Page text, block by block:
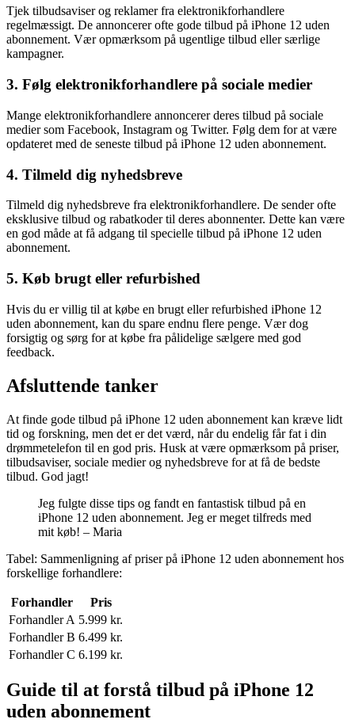
Tjek tilbudsaviser og reklamer fra elektronikforhandlere
regelmæssigt. De annoncerer ofte gode tilbud på iPhone 12 uden
abonnement. Vær opmærksom på ugentlige tilbud eller særlige
kampagner.
3. Følg elektronikforhandlere på sociale medier
Mange elektronikforhandlere annoncerer deres tilbud på sociale
medier som Facebook, Instagram og Twitter. Følg dem for at være
opdateret med de seneste tilbud på iPhone 12 uden abonnement.
4. Tilmeld dig nyhedsbreve
Tilmeld dig nyhedsbreve fra elektronikforhandlere. De sender ofte
eksklusive tilbud og rabatkoder til deres abonnenter. Dette kan være
en god måde at få adgang til specielle tilbud på iPhone 12 uden
abonnement.
5. Køb brugt eller refurbished
Hvis du er villig til at købe en brugt eller refurbished iPhone 12
uden abonnement, kan du spare endnu flere penge. Vær dog
forsigtig og sørg for at købe fra pålidelige sælgere med god
feedback.
Afsluttende tanker
At finde gode tilbud på iPhone 12 uden abonnement kan kræve lidt
tid og forskning, men det er det værd, når du endelig får fat i din
drømmetelefon til en god pris. Husk at være opmærksom på priser,
tilbudsaviser, sociale medier og nyhedsbreve for at få de bedste
tilbud. God jagt!
Jeg fulgte disse tips og fandt en fantastisk tilbud på en
iPhone 12 uden abonnement. Jeg er meget tilfreds med
mit køb! – Maria
Tabel: Sammenligning af priser på iPhone 12 uden abonnement hos
forskellige forhandlere:
Forhandler
Pris
Forhandler A 5.999 kr.
Forhandler B 6.499 kr.
Forhandler C 6.199 kr.
Guide til at forstå tilbud på iPhone 12
uden abonnement